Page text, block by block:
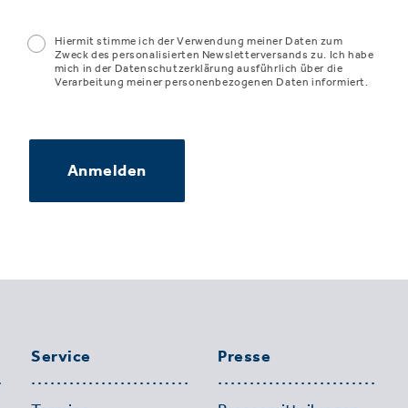
Hiermit stimme ich der Verwendung meiner Daten zum
Zweck des personalisierten Newsletterversands zu. Ich habe
mich in der Datenschutzerklärung ausführlich über die
Verarbeitung meiner personenbezogenen Daten informiert.
Anmelden
Service Presse